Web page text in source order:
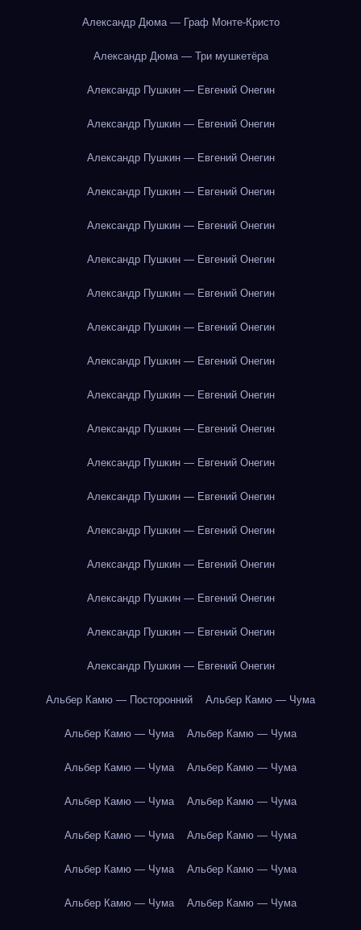
Александр Дюма — Граф Монте-Кристо
Александр Дюма — Три мушкетёра
Александр Пушкин — Евгений Онегин
Александр Пушкин — Евгений Онегин
Александр Пушкин — Евгений Онегин
Александр Пушкин — Евгений Онегин
Александр Пушкин — Евгений Онегин
Александр Пушкин — Евгений Онегин
Александр Пушкин — Евгений Онегин
Александр Пушкин — Евгений Онегин
Александр Пушкин — Евгений Онегин
Александр Пушкин — Евгений Онегин
Александр Пушкин — Евгений Онегин
Александр Пушкин — Евгений Онегин
Александр Пушкин — Евгений Онегин
Александр Пушкин — Евгений Онегин
Александр Пушкин — Евгений Онегин
Александр Пушкин — Евгений Онегин
Александр Пушкин — Евгений Онегин
Александр Пушкин — Евгений Онегин
Альбер Камю — Посторонний Альбер Камю — Чума
Альбер Камю — Чума Альбер Камю — Чума
Альбер Камю — Чума Альбер Камю — Чума
Альбер Камю — Чума Альбер Камю — Чума
Альбер Камю — Чума Альбер Камю — Чума
Альбер Камю — Чума Альбер Камю — Чума
Альбер Камю — Чума Альбер Камю — Чума